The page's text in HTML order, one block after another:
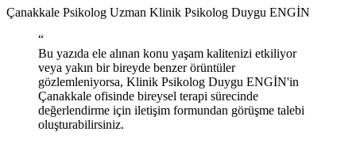
Çanakkale Psikolog Uzman Klinik Psikolog Duygu ENGİN
“
Bu yazıda ele alınan konu yaşam kalitenizi etkiliyor
veya yakın bir bireyde benzer örüntüler
gözlemleniyorsa, Klinik Psikolog Duygu ENGİN'in
Çanakkale ofisinde bireysel terapi sürecinde
değerlendirme için iletişim formundan görüşme talebi
oluşturabilirsiniz.